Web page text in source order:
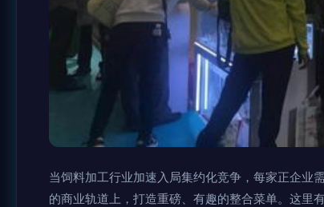
当饲料加工行业加速入局集约化竞争，每家正企业
的商业轨道上，打造重磅、有趣的整合菜单。这里